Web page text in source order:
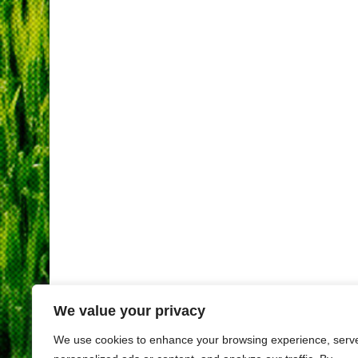
We value your privacy
We use cookies to enhance your browsing experience,